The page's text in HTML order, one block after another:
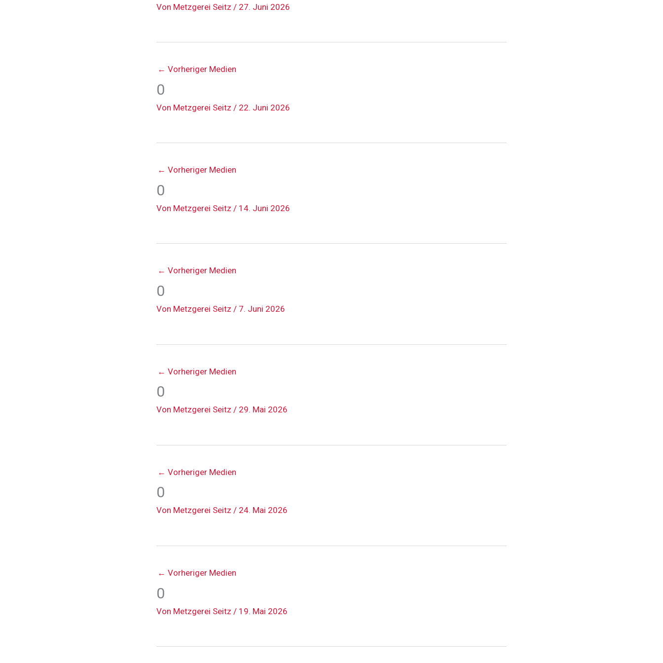
Von Metzgerei Seitz / 27. Juni 2026
← Vorheriger Medien
0
Von Metzgerei Seitz / 22. Juni 2026
← Vorheriger Medien
0
Von Metzgerei Seitz / 14. Juni 2026
← Vorheriger Medien
0
Von Metzgerei Seitz / 7. Juni 2026
← Vorheriger Medien
0
Von Metzgerei Seitz / 29. Mai 2026
← Vorheriger Medien
0
Von Metzgerei Seitz / 24. Mai 2026
← Vorheriger Medien
0
Von Metzgerei Seitz / 19. Mai 2026